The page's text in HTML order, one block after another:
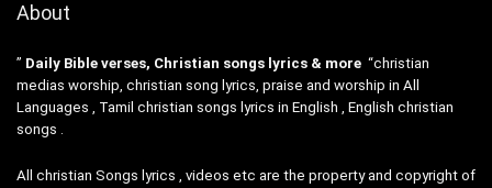
About
” Daily Bible verses, Christian songs lyrics & more “christian
medias worship, christian song lyrics, praise and worship in All
Languages , Tamil christian songs lyrics in English , English christian
songs .
All christian Songs lyrics , videos etc are the property and copyright of